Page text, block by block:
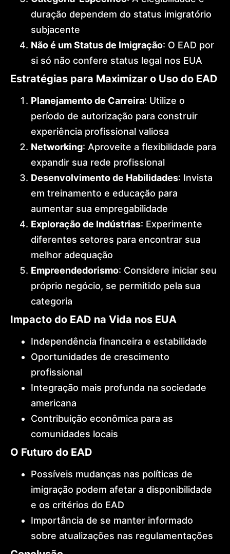
duração dependem do status imigratório
subjacente
Não é um Status de Imigração: O EAD por
si só não confere status legal nos EUA
Estratégias para Maximizar o Uso do EAD
Planejamento de Carreira: Utilize o
período de autorização para construir
experiência profissional valiosa
Networking: Aproveite a flexibilidade para
expandir sua rede profissional
Desenvolvimento de Habilidades: Invista
em treinamento e educação para
aumentar sua empregabilidade
Exploração de Indústrias: Experimente
diferentes setores para encontrar sua
melhor adequação
Empreendedorismo: Considere iniciar seu
próprio negócio, se permitido pela sua
categoria
Impacto do EAD na Vida nos EUA
Independência financeira e estabilidade
Oportunidades de crescimento
profissional
Integração mais profunda na sociedade
americana
Contribuição econômica para as
comunidades locais
O Futuro do EAD
Possíveis mudanças nas políticas de
imigração podem afetar a disponibilidade
e os critérios do EAD
Importância de se manter informado
sobre atualizações nas regulamentações